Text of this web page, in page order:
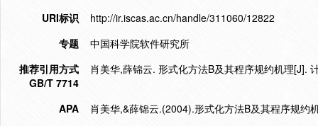
URI标识
http://ir.iscas.ac.cn/handle/311060/12822
专题
中国科学院软件研究所
推荐引用方式
GB/T 7714
肖美华,薛锦云. 形式化方法B及其程序规约机理[J].
APA
肖美华,&薛锦云.(2004).形式化方法B及其程序规约